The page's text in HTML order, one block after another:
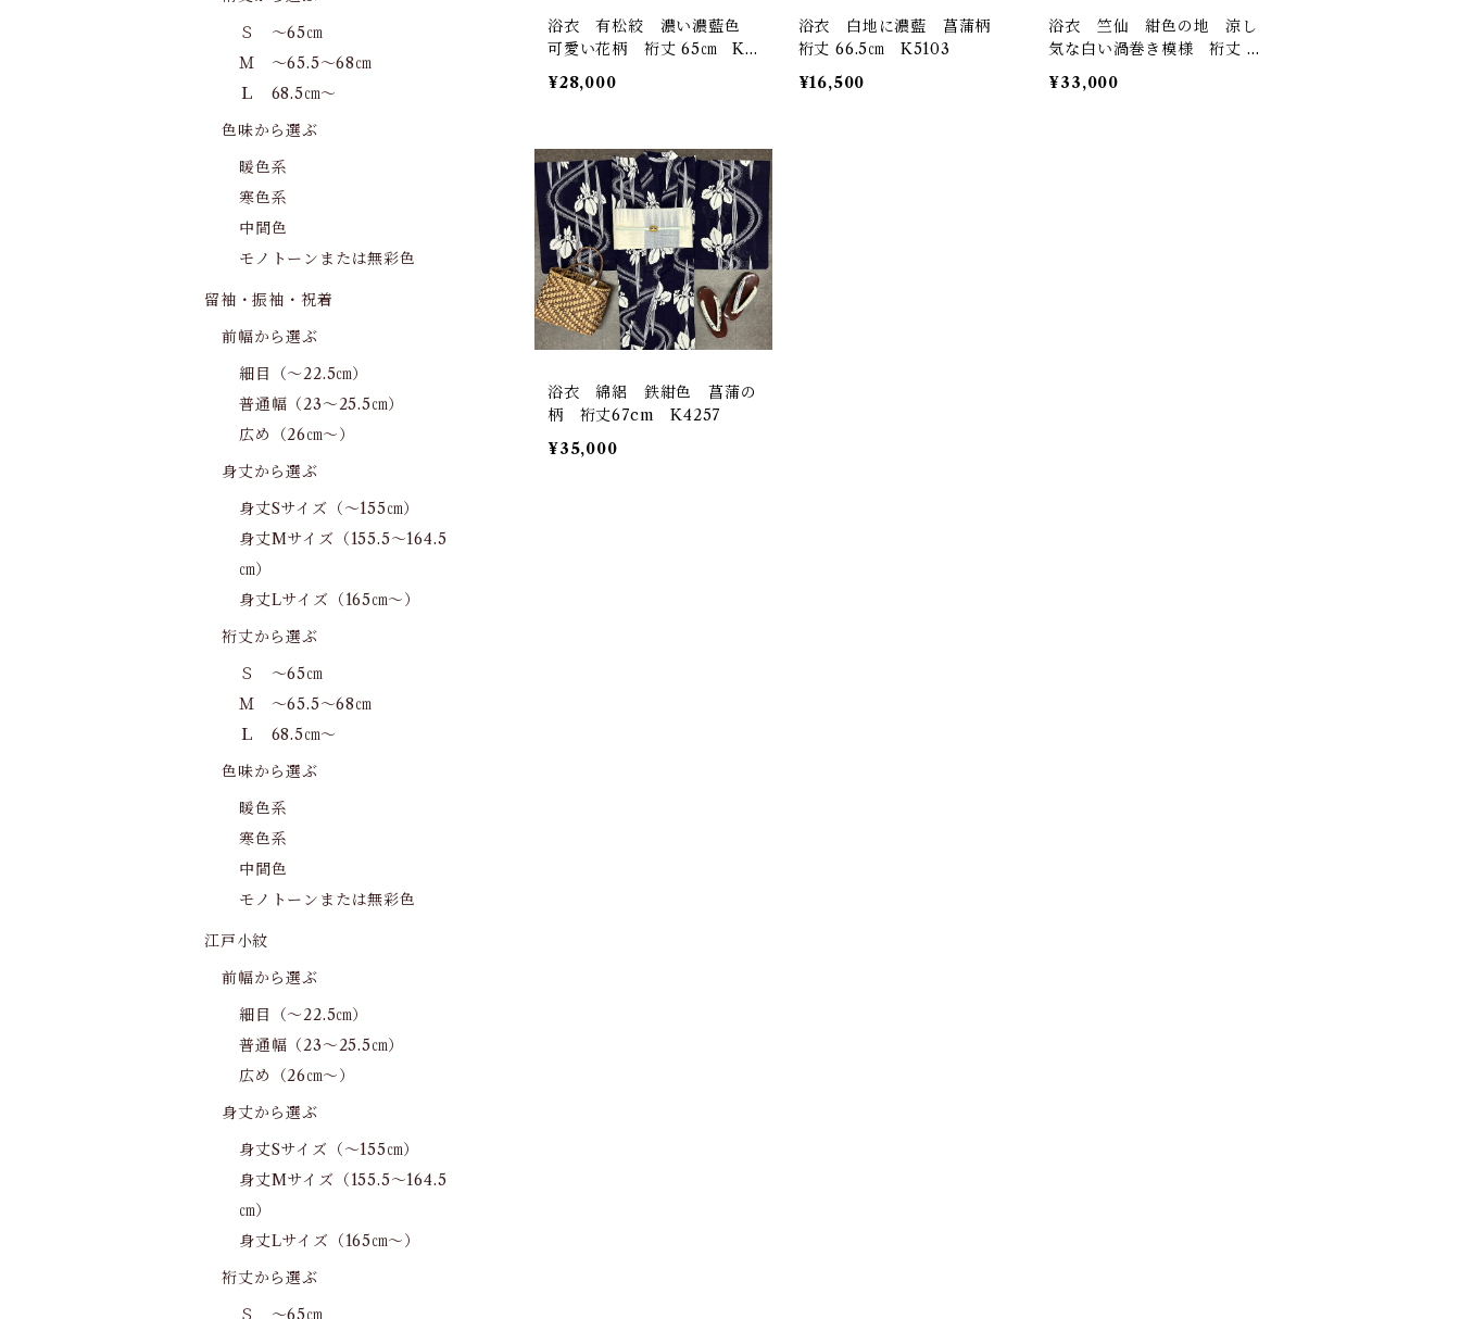
浴衣 有松絞 濃い濃藍色
可愛い花柄 裄丈 65㎝ K5
849
¥28,000
浴衣 白地に濃藍 菖蒲柄
裄丈 66.5㎝ K5103
¥16,500
浴衣 竺仙 紺色の地 涼し
気な白い渦巻き模様 裄丈 6
6㎝ K4844
¥33,000
浴衣 綿絽 鉄紺色 菖蒲の
柄 裄丈67cm K4257
¥35,000
Ｓ ～65㎝
Ｍ ～65.5～68㎝
Ｌ 68.5㎝～
色味から選ぶ
暖色系
寒色系
中間色
モノトーンまたは無彩色
留袖・振袖・祝着
前幅から選ぶ
細目（～22.5㎝）
普通幅（23～25.5㎝）
広め（26㎝～）
身丈から選ぶ
身丈Sサイズ（～155㎝）
身丈Mサイズ（155.5～164.5
㎝）
身丈Lサイズ（165㎝～）
裄丈から選ぶ
Ｓ ～65㎝
Ｍ ～65.5～68㎝
Ｌ 68.5㎝～
色味から選ぶ
暖色系
寒色系
中間色
モノトーンまたは無彩色
江戸小紋
前幅から選ぶ
細目（～22.5㎝）
普通幅（23～25.5㎝）
広め（26㎝～）
身丈から選ぶ
身丈Sサイズ（～155㎝）
身丈Mサイズ（155.5～164.5
㎝）
身丈Lサイズ（165㎝～）
裄丈から選ぶ
Ｓ ～65㎝